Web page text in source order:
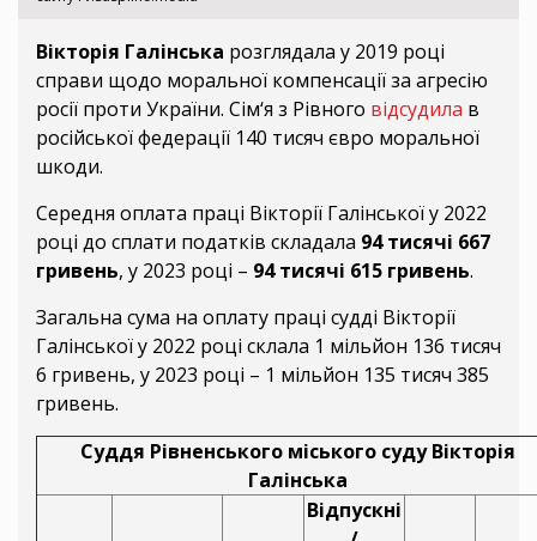
Вікторія Галінська розглядала у 2019 році
справи щодо моральної компенсації за агресію
росії проти України. Сім‘я з Рівного відсудила в
російської федерації 140 тисяч євро моральної
шкоди.
Середня оплата праці Вікторії Галінської у 2022
році до сплати податків складала 94 тисячі 667
гривень, у 2023 році – 94 тисячі 615 гривень.
Загальна сума на оплату праці судді Вікторії
Галінської у 2022 році склала 1 мільйон 136 тисяч
6 гривень, у 2023 році – 1 мільйон 135 тисяч 385
гривень.
Суддя Рівненського міського суду Вікторія
Галінська
Відпускні